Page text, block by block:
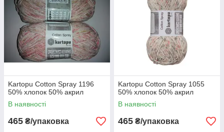
Kartopu Cotton Spray 1196
50% хлопок 50% акрил
В наявності
465 ₴/упаковка
Kartopu Cotton Spray 1055
50% хлопок 50% акрил
В наявності
465 ₴/упаковка